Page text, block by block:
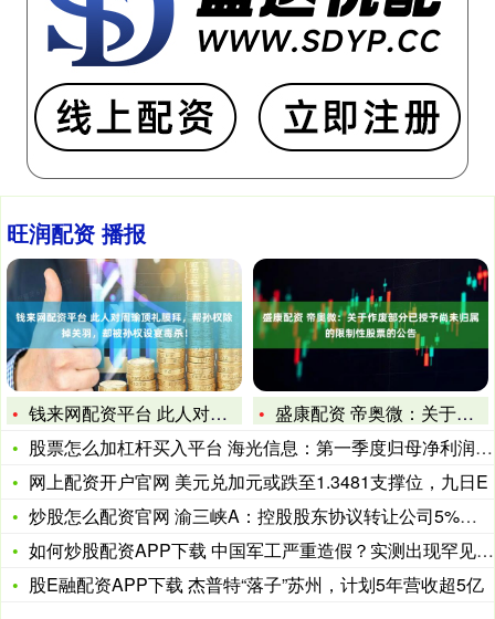
旺润配资 播报
钱来网配资平台 此人对周瑜顶礼膜拜，帮孙权除掉关羽，却被孙权
盛康配资 帝奥微：关于作废部分已授予尚未归属的限制性股票的公
股票怎么加杠杆买入平台 海光信息：第一季度归母净利润6.87
网上配资开户官网 美元兑加元或跌至1.3481支撑位，九日E
炒股怎么配资官网 渝三峡A：控股股东协议转让公司5%股份已获
如何炒股配资APP下载 中国军工严重造假？实测出现罕见一幕，
股E融配资APP下载 杰普特“落子”苏州，计划5年营收超5亿